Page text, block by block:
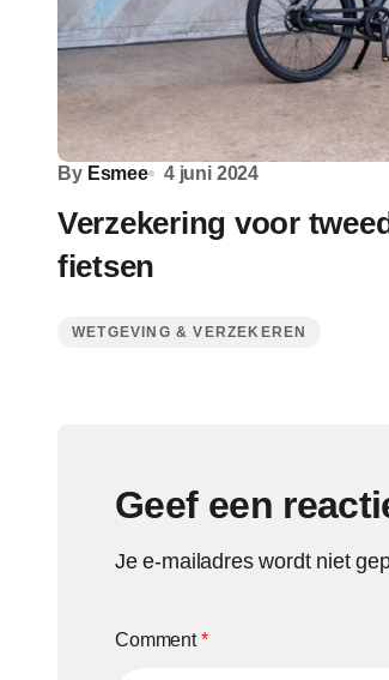
By Esmee 4 juni 2024
Verzekering voor
fietsen
WETGEVING & VERZEKEREN
Geef een
Je e-mailadres wordt niet
Comment*